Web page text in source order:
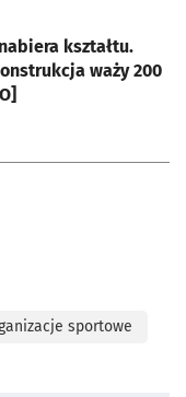
kształtu.
waży 200
sportowe